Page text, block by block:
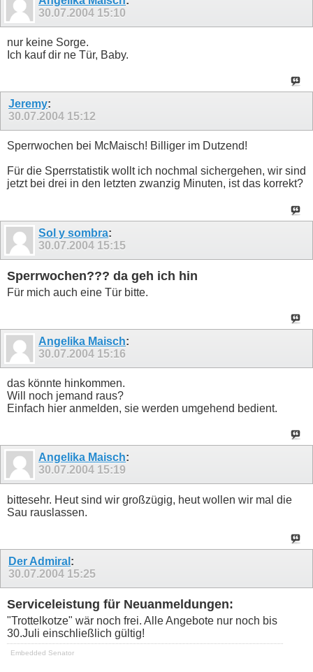
30.07.2004 15:10
nur keine Sorge.
Ich kauf dir ne Tür, Baby.
Jeremy:
30.07.2004 15:12
Sperrwochen bei McMaisch! Billiger im Dutzend!
Für die Sperrstatistik wollt ich nochmal sichergehen, wir sind
jetzt bei drei in den letzten zwanzig Minuten, ist das korrekt?
Sol y sombra:
30.07.2004 15:15
Sperrwochen??? da geh ich hin
Für mich auch eine Tür bitte.
Angelika Maisch:
30.07.2004 15:16
das könnte hinkommen.
Will noch jemand raus?
Einfach hier anmelden, sie werden umgehend bedient.
Angelika Maisch:
30.07.2004 15:19
bittesehr. Heut sind wir großzügig, heut wollen wir mal die
Sau rauslassen.
Der Admiral :
30.07.2004 15:25
Serviceleistung für Neuanmeldungen:
"Trottelkotze" wär noch frei. Alle Angebote nur noch bis
30.Juli einschließlich gültig!
Embedded Senator